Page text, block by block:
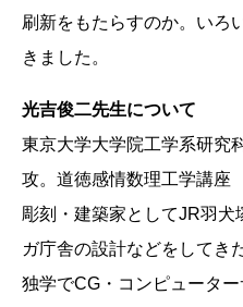
刷新をもたらすのか。いろ
きました。
光吉俊二先生について
東京大学大学院工学系研究
攻。道徳感情数理工学講
彫刻・建築家としてJR羽
ガ庁舎の設計などをしてき
独学でCG・コンピュータ